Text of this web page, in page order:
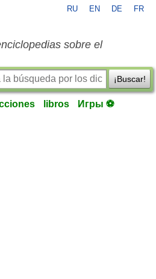
RU EN DE FR
sobre el
¡Buscar!
libros Игры ⚽